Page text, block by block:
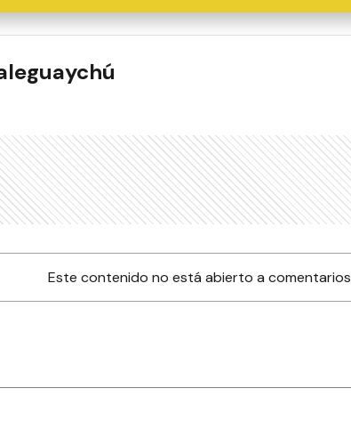
Este contenido no está abierto a comentarios